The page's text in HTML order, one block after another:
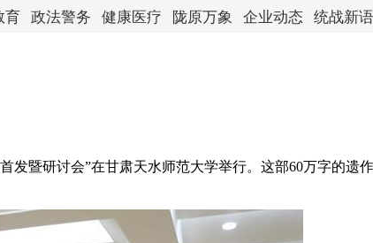
育 政法警务 健康医疗 陇原万象 企业动态 统战新语
研讨会”在甘肃天水师范大学举行。这部60万字的遗